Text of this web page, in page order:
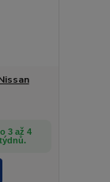
3 až 4
týdnů.